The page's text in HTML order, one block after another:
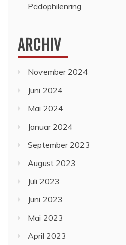
Pädophilenring
ARCHIV
November 2024
Juni 2024
Mai 2024
Januar 2024
September 2023
August 2023
Juli 2023
Juni 2023
Mai 2023
April 2023